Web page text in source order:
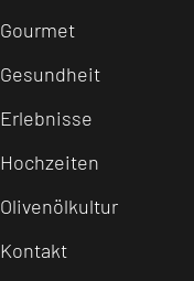
Gourmet
Gesundheit
Erlebnisse
Hochzeiten
Olivenölkultur
Kontakt